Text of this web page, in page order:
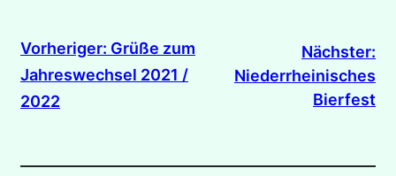
Vorheriger: Grüße zum
Jahreswechsel 2021 /
2022
Nächster:
Niederrheinisches
Bierfest